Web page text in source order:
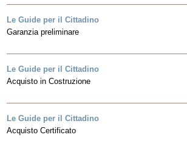
Le Guide per il Cittadino
Garanzia preliminare
Le Guide per il Cittadino
Acquisto in Costruzione
Le Guide per il Cittadino
Acquisto Certificato